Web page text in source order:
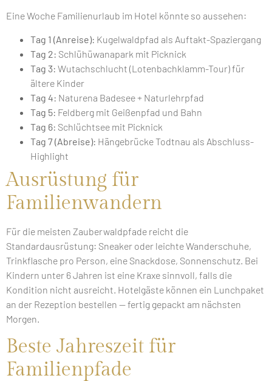
Eine Woche Familienurlaub im Hotel könnte so aussehen:
Tag 1 (Anreise): Kugelwaldpfad als Auftakt-Spaziergang
Tag 2: Schlühüwanapark mit Picknick
Tag 3: Wutachschlucht (Lotenbachklamm-Tour) für
ältere Kinder
Tag 4: Naturena Badesee + Naturlehrpfad
Tag 5: Feldberg mit Geißenpfad und Bahn
Tag 6: Schlüchtsee mit Picknick
Tag 7 (Abreise): Hängebrücke Todtnau als Abschluss-
Highlight
Ausrüstung für
Familienwandern
Für die meisten Zauberwaldpfade reicht die
Standardausrüstung: Sneaker oder leichte Wanderschuhe,
Trinkflasche pro Person, eine Snackdose, Sonnenschutz. Bei
Kindern unter 6 Jahren ist eine Kraxe sinnvoll, falls die
Kondition nicht ausreicht. Hotelgäste können ein Lunchpaket
an der Rezeption bestellen — fertig gepackt am nächsten
Morgen.
Beste Jahreszeit für
Familienpfade